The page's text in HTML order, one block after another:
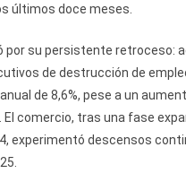
últimos doce meses.
por su persistente retroceso:
de destrucción de
de 8,6%, pese a un
El comercio, tras una fase
experimentó descensos